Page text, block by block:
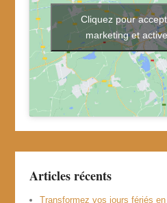
Cliquez pour
marketing et
Articles récents
Transformez vos jours fériés